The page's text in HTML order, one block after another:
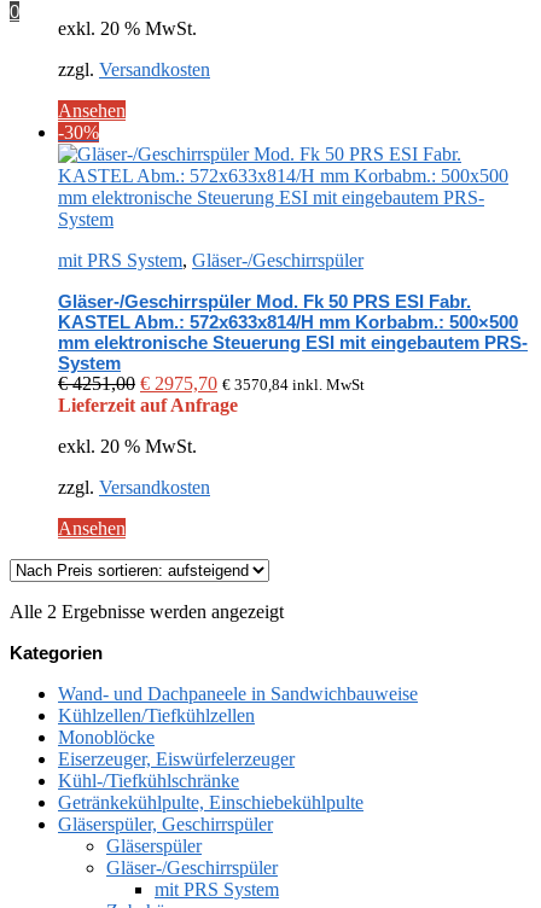
0
€ 3745,00
exkl. 20 % MwSt.
zzgl. Versandkosten
Ansehen
-30%
mit PRS System, Gläser-/Geschirrspüler
Gläser-/Geschirrspüler Mod. Fk 50 PRS ESI Fabr.
KASTEL Abm.: 572x633x814/H mm Korbabm.: 500×500
mm elektronische Steuerung ESI mit eingebautem PRS-
System
€4251,00 Ursprünglicher
Preis
€ 4251,00
€ 2975,70Aktueller
Preis
€ 3570,84 inkl. MwSt
Lieferzeit auf Anfrage
exkl. 20 % MwSt.
zzgl. Versandkosten
Ansehen
Alle 2 Ergebnisse werden angezeigtNach
Kategorien
Wand- und Dachpaneele in Sandwichbauweise
Kühlzellen/Tiefkühlzellen
Monoblöcke
Eiserzeuger, Eiswürfelerzeuger
Kühl-/Tiefkühlschränke
Getränkekühlpulte, Einschiebekühlpulte
Gläserspüler, Geschirrspüler
Gläserspüler
Gläser-/Geschirrspüler
mit PRS System